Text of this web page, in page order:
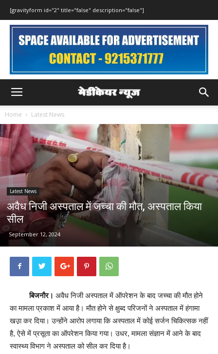
[gravityform id="2" title="false" description="false"]
Home Latest News
Latest News
अवैध निजी अस्पताल में जच्चा की मौत, अस्पताल किया
सील
September 12, 2024
बिजनौर। अवैध निजी अस्पताल में ऑपरेशन के बाद जच्चा की मौत होने
का मामला प्रकाश में आया है। मौत होने से क्षुब्द परिजनों ने अस्पताल में हंगामा
खउ़ा कर दिया। उन्होंने आरोप लगाया कि अस्पताल में कोई सर्जन चिकित्सक नहीं
है, ऐसे में प्रसूता का ऑपरेशन किया गया। उधर, मामला संज्ञान में आने के बाद
स्वास्थ्य विभाग ने अस्पताल को सील कर दिया है।